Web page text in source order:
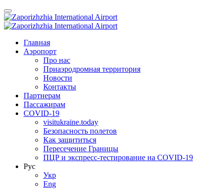
Главная
Аэропорт
Про нас
Приаэродромная территория
Новости
Контакты
Партнерам
Пассажирам
COVID-19
visitukraine.today
Безопасность полетов
Как защититься
Пересечение Границы
ПЦР и экспресс-тестирование на COVID-19
Рус
Укр
Eng